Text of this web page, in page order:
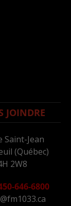
JOINDRE
Saint-Jean
(Québec)
2W8
646-6800